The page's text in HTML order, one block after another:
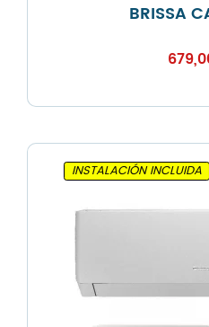
BRISSA
INSTALACIÓN INCLUIDA